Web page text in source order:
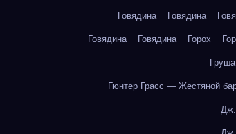
Говядина Говядина
Говядина Говядина Горох
Груша
Гюнтер Грасс — Жестяной
Дж.